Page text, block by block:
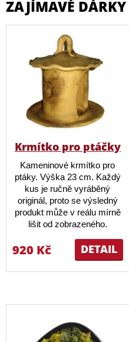
ZAJÍMAVÉ DÁRKY
Krmítko pro ptáčky
Kameninové krmítko pro
ptáky. Výška 23 cm. Každý
kus je ručně vyráběný
originál, proto se výsledný
produkt může v reálu mírně
lišit od zobrazeného.
DETAIL
920 Kč